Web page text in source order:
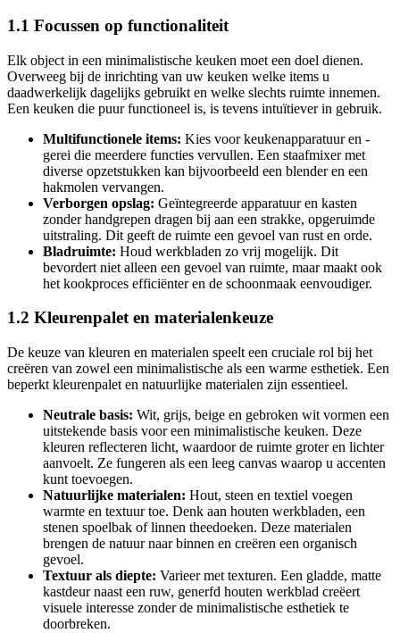
1.1 Focussen op functionaliteit
Elk object in een minimalistische keuken moet een doel dienen.
Overweeg bij de inrichting van uw keuken welke items u
daadwerkelijk dagelijks gebruikt en welke slechts ruimte innemen.
Een keuken die puur functioneel is, is tevens intuïtiever in gebruik.
Multifunctionele items: Kies voor keukenapparatuur en -
gerei die meerdere functies vervullen. Een staafmixer met
diverse opzetstukken kan bijvoorbeeld een blender en een
hakmolen vervangen.
Verborgen opslag: Geïntegreerde apparatuur en kasten
zonder handgrepen dragen bij aan een strakke, opgeruimde
uitstraling. Dit geeft de ruimte een gevoel van rust en orde.
Bladruimte: Houd werkbladen zo vrij mogelijk. Dit
bevordert niet alleen een gevoel van ruimte, maar maakt ook
het kookproces efficiënter en de schoonmaak eenvoudiger.
1.2 Kleurenpalet en materialenkeuze
De keuze van kleuren en materialen speelt een cruciale rol bij het
creëren van zowel een minimalistische als een warme esthetiek. Een
beperkt kleurenpalet en natuurlijke materialen zijn essentieel.
Neutrale basis: Wit, grijs, beige en gebroken wit vormen een
uitstekende basis voor een minimalistische keuken. Deze
kleuren reflecteren licht, waardoor de ruimte groter en lichter
aanvoelt. Ze fungeren als een leeg canvas waarop u accenten
kunt toevoegen.
Natuurlijke materialen: Hout, steen en textiel voegen
warmte en textuur toe. Denk aan houten werkbladen, een
stenen spoelbak of linnen theedoeken. Deze materialen
brengen de natuur naar binnen en creëren een organisch
gevoel.
Textuur als diepte: Varieer met texturen. Een gladde, matte
kastdeur naast een ruw, generfd houten werkblad creëert
visuele interesse zonder de minimalistische esthetiek te
doorbreken.